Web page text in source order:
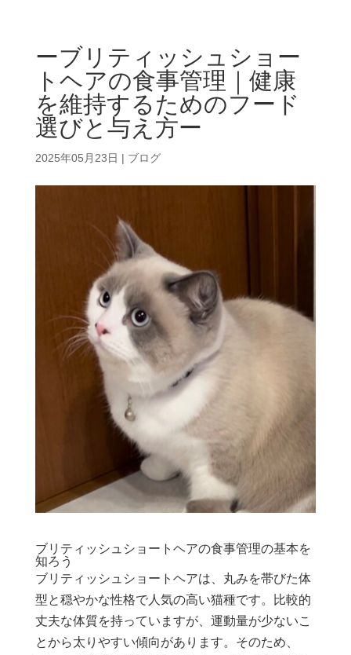
ーブリティッシュショー
トヘアの食事管理｜健康
を維持するためのフード
選びと与え方ー
2025年05月23日 | ブログ
ブリティッシュショートヘアの食事管理の基本を
知ろう
ブリティッシュショートヘアは、丸みを帯びた体
型と穏やかな性格で人気の高い猫種です。比較的
丈夫な体質を持っていますが、運動量が少ないこ
とから太りやすい傾向があります。そのため、